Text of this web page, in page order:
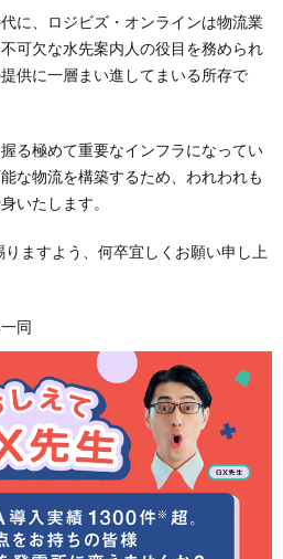
に、ロジビズ・オンラインは物流業
可欠な水先案内人の役目を務められ
供に一層まい進してまいる所存で
る極めて重要なインフラになってい
な物流を構築するため、われわれも
いたします。
ますよう、何卒宜しくお願い申し上
同